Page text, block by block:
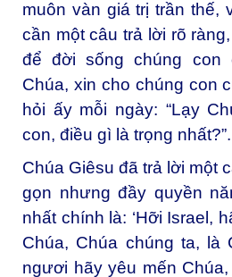
muôn vàn giá trị trần thế,
cần một câu trả lời rõ
để đời sống chúng con
Chúa, xin cho chúng con
hỏi ấy mỗi ngày: “Lạy
con, điều gì là trọng nhất?”.
Chúa Giêsu đã trả lời một
gọn nhưng đầy quyền
nhất chính là: ‘Hỡi Israel,
Chúa, Chúa chúng ta, là
ngươi hãy yêu mến